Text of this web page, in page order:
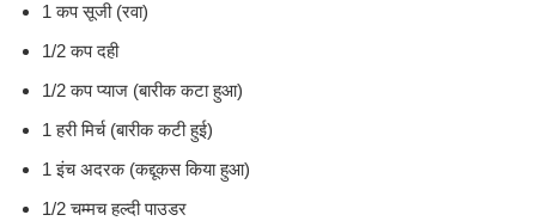
1 कप सूजी (रवा)
1/2 कप दही
1/2 कप प्याज (बारीक कटा हुआ)
1 हरी मिर्च (बारीक कटी हुई)
1 इंच अदरक (कद्दूकस किया हुआ)
1/2 चम्मच हल्दी पाउडर